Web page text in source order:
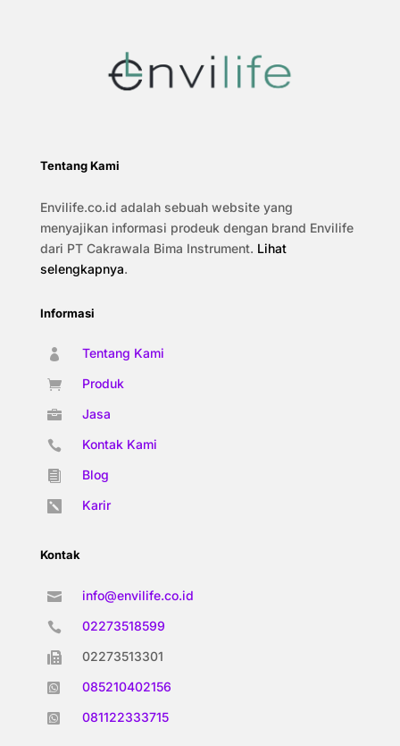
Tentang Kami
Envilife.co.id adalah sebuah website yang
menyajikan informasi prodeuk dengan brand Envilife
dari PT Cakrawala Bima Instrument. Lihat
selengkapnya.
Informasi
 Tentang Kami
 Produk
 Jasa
 Kontak Kami
 Blog
 Karir
Kontak
 info@envilife.co.id
 02273518599
 02273513301
 085210402156
 081122333715